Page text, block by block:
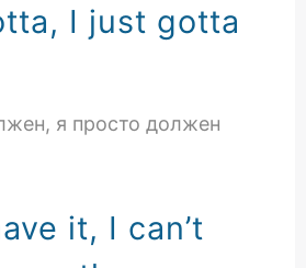
I just gotta
я просто должен
it, I can’t